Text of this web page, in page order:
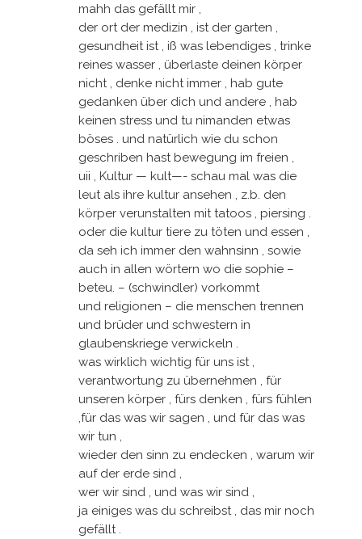
mahh das gefällt mir ,
der ort der medizin , ist der garten ,
gesundheit ist , iß was lebendiges , trinke
reines wasser , überlaste deinen körper
nicht , denke nicht immer , hab gute
gedanken über dich und andere , hab
keinen stress und tu nimanden etwas
böses . und natürlich wie du schon
geschriben hast bewegung im freien ,
uii , Kultur — kult—- schau mal was die
leut als ihre kultur ansehen , z.b. den
körper verunstalten mit tatoos , piersing .
oder die kultur tiere zu töten und essen ,
da seh ich immer den wahnsinn , sowie
auch in allen wörtern wo die sophie –
beteu. – (schwindler) vorkommt
und religionen – die menschen trennen
und brüder und schwestern in
glaubenskriege verwickeln .
was wirklich wichtig für uns ist ,
verantwortung zu übernehmen , für
unseren körper , fürs denken , fürs fühlen
,für das was wir sagen , und für das was
wir tun ,
wieder den sinn zu endecken , warum wir
auf der erde sind ,
wer wir sind , und was wir sind ,
ja einiges was du schreibst , das mir noch
gefällt .